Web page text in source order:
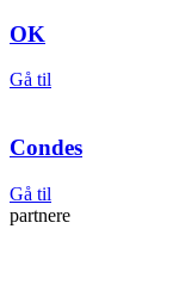
OK
Gå til
Condes
Gå til
partnere